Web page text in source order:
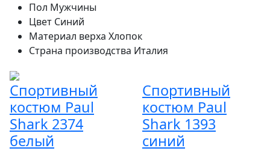
Пол Мужчины
Цвет Синий
Материал верха Хлопок
Страна производства Италия
Спортивный
костюм Paul
Shark 2374
белый
Спортивный
костюм Paul
Shark 1393
синий